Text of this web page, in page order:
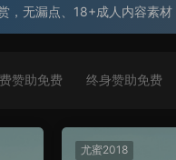
无漏点、18+成人内容素
赞助免费 终身赞助免费
尤蜜2018